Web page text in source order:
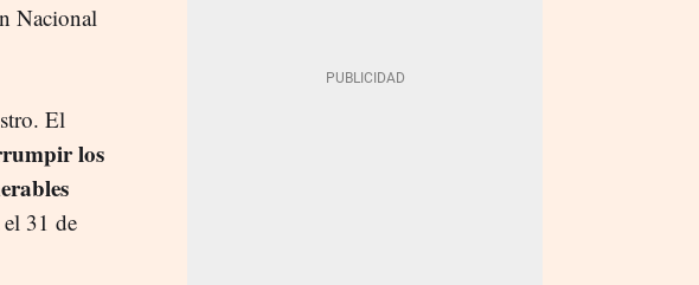
Nacional
El
los
31 de